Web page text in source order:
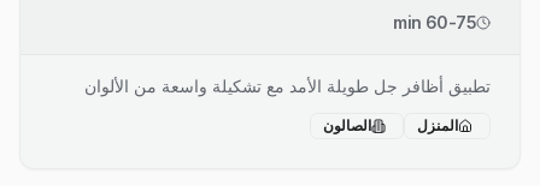
60-75 min
تطبيق أظافر جل طويلة الأمد مع تشكيلة واسعة من الألوان
المنزل الصالون